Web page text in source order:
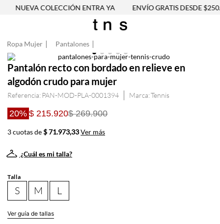
NUEVA COLECCIÓN ENTRA YA ENVÍO GRATIS DESDE
Ropa Mujer Pantalones
Pantalón recto con bordado en relieve en
algodón crudo para mujer
Referencia: PAN-MOD-PLA-0001394 Tennis
20% $ 215.920$ 269.900
3 cuotas de$ 71.973,33Ver más
¿Cuál es mi talla?
Talla
S M L
Ver guía de tallas